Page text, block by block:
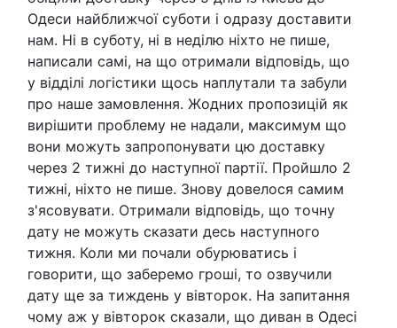
Одеси найближчої суботи і одразу доставити
нам. Ні в суботу, ні в неділю ніхто не пише,
написали самі, на що отримали відповідь, що
у відділі логістики щось наплутали та забули
про наше замовлення. Жодних пропозицій як
вирішити проблему не надали, максимум що
вони можуть запропонувати цю доставку
через 2 тижні до наступної партії. Пройшло 2
тижні, ніхто не пише. Знову довелося самим
з'ясовувати. Отримали відповідь, що точну
дату не можуть сказати десь наступного
тижня. Коли ми почали обурюватись і
говорити, що заберемо гроші, то озвучили
дату ще за тиждень у вівторок. На запитання
чому аж у вівторок сказали, що диван в Одесі